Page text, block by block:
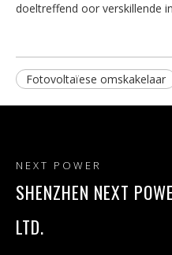
doeltreffend oor verskillende
Fotovoltaïese omskakelaar
NEXT POWER
SHENZHEN NEXT
LTD.